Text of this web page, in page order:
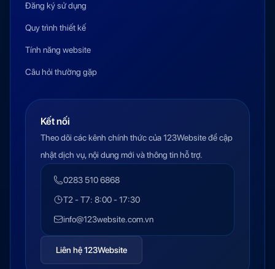
Đăng ký sử dụng
Quy trình thiết kế
Tính năng website
Câu hỏi thường gặp
Kết nối
Theo dõi các kênh chính thức của 123Website để cập
nhật dịch vụ, nội dung mới và thông tin hỗ trợ.
0283 510 6868
T2 - T7: 8:00 - 17:30
info@123website.com.vn
Liên hệ 123Website